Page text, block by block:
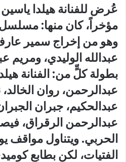
عُرض للفنانة هيلدا
مؤخراً، كان منها:
وهو من ﺇﺧﺮاﺝ سمير
عبدالله الوليدي،
بطولة كلٍّ من: الفنانة
عبدالرحمن، روان الخالد،
عبدالحكيم، جبران
عبدالرحمن الرقراق،
الحربي. ويتناول مواقف
الفتيات، لكن بطابع